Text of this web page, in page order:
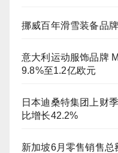
挪威百年滑雪装备品
意大利运动服饰品牌
9.8%至1.2亿欧元
日本迪桑特集团上财
比增长42.2%
新加坡6月零售销售总